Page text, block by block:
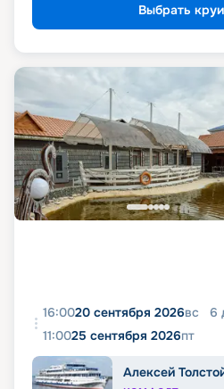
Выбрать
16:0020 сентября 2026вс 6
11:0025 сентября 2026пт
Алексей